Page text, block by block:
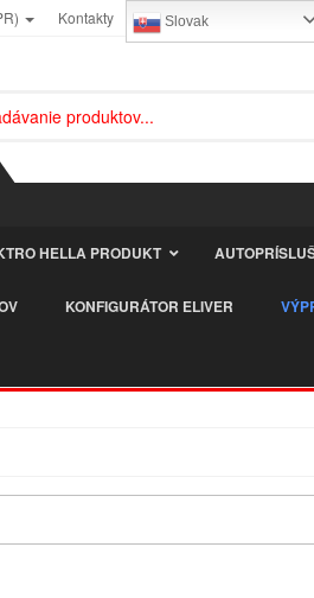
Kontakty Slovak
HELLA PRODUKT
KONFIGURÁTOR ELIVER